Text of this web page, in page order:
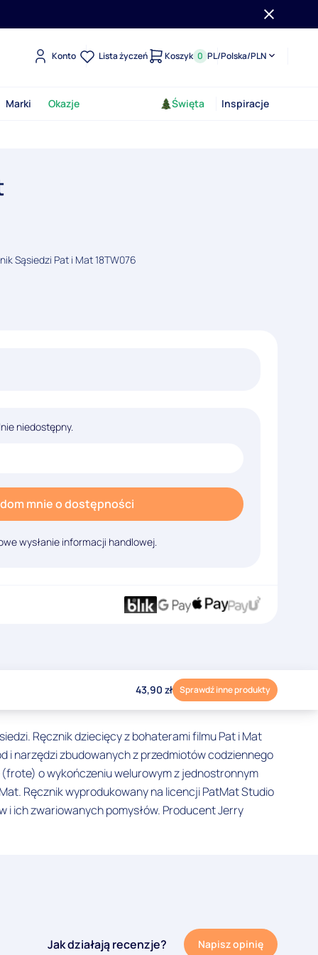
Konto Lista życzeń Koszyk 0 PL/Polska/PLN
Marki Okazje Święta Inspiracje
Sąsiedzi Pat i Mat 18TW076
niedostępny.
mnie o dostępności
wysłanie informacji handlowej.
43,90 zł Sprawdź inne produkty
Ręcznik dziecięcy z bohaterami filmu Pat i Mat
i narzędzi zbudowanych z przedmiotów codziennego
(frote) o wykończeniu welurowym z jednostronnym
Ręcznik wyprodukowany na licencji PatMat Studio
i ich zwariowanych pomysłów. Producent Jerry
Jak działają recenzje? Napisz opinię